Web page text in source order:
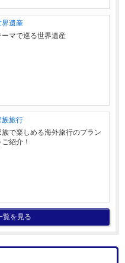
界遺産
ーマで巡る世界遺産
族旅行
族で楽しめる海外旅行のプラン
ご紹介！
覧を見る